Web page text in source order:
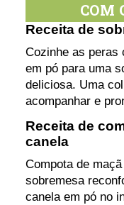
COM
Receita de
Cozinhe as peras
em pó para uma
deliciosa. Uma
acompanhar e
Receita de
canela
Compota de
sobremesa
canela em pó no